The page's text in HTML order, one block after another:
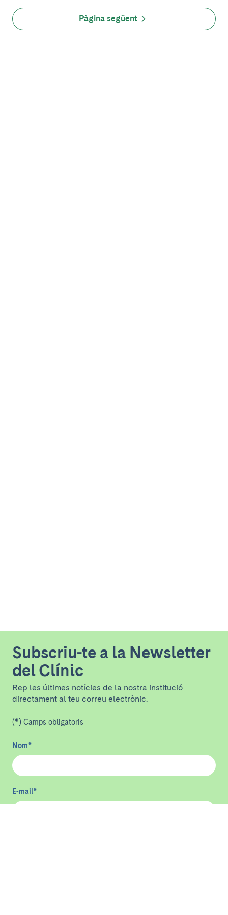
Pàgina següent
Subscriu-te a la Newsletter
del Clínic
Rep les últimes notícies de la nostra institució
directament al teu correu electrònic.
(*) Camps obligatoris
Nom*
E-mail*